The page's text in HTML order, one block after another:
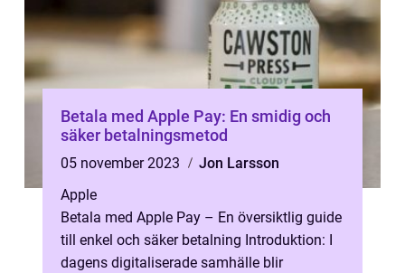
Betala med Apple Pay: En smidig och
säker betalningsmetod
05 november 2023
Jon Larsson
Apple
Betala med Apple Pay – En översiktlig guide
till enkel och säker betalning Introduktion: I
dagens digitaliserade samhälle blir